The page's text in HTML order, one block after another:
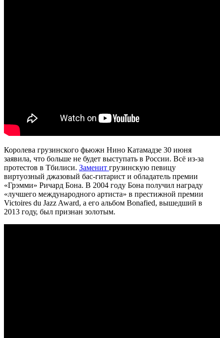
Королева грузинского фьюжн Нино Катамадзе 30 июня
заявила, что больше не будет выступать в России. Всё из-за
протестов в Тбилиси. Заменит грузинскую певицу
виртуозный джазовый бас-гитарист и обладатель премии
«Грэмми» Ричард Бона. В 2004 году Бона получил награду
«лучшего международного артиста» в престижной премии
Victoires du Jazz Award, а его альбом Bonafied, вышедший в
2013 году, был признан золотым.